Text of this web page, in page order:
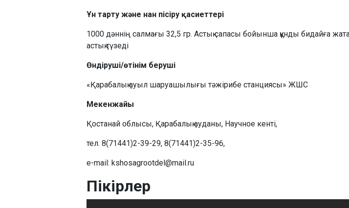
Ұн тарту және нан пісіру қасиеттері
1000 дәннің салмағы 32,5 гр. Астық сапасы бойынша құнды бидайға
астық түзеді
Өндіруші/өтінім беруші
«Қарабалық ауыл шаруашылығы тәжірибе станциясы» ЖШС
Мекенжайы
Қостанай облысы, Қарабалық ауданы, Научное кенті,
тел. 8(71441)2-39-29, 8(71441)2-35-96,
e-mail: kshosagrootdel@mail.ru
Пікірлер